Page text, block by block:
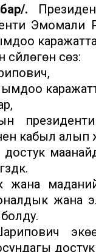
.
Эмомали
сөзү:
кабыл алып
жана
жана